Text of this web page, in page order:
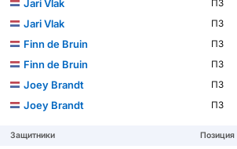
Jari Vlak
ПЗ
Jari Vlak
ПЗ
Finn de Bruin
ПЗ
Finn de Bruin
ПЗ
Joey Brandt
ПЗ
Joey Brandt
ПЗ
Защитники Позиция